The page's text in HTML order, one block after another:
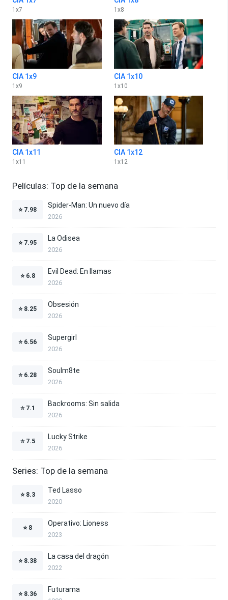
1 x7 1 x8
CIA 1x9
1 x9
CIA 1x10
1 x10
CIA 1x11
1 x11
CIA 1x12
1 x12
Películas: Top de la semana
⭐ 7.98
Spider-Man: Un nuevo día
2026
⭐ 7.95
La Odisea
2026
⭐ 6.8
Evil Dead: En llamas
2026
⭐ 8.25
Obsesión
2026
⭐ 6.56
Supergirl
2026
⭐ 6.28
Soulm8te
2026
⭐ 7.1
Backrooms: Sin salida
2026
⭐ 7.5
Lucky Strike
2026
Series: Top de la semana
⭐ 8.3
Ted Lasso
2020
⭐ 8
Operativo: Lioness
2023
⭐ 8.38
La casa del dragón
2022
⭐ 8.36
Futurama